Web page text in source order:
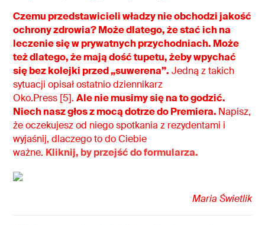
Czemu przedstawicieli władzy nie obchodzi jakość
ochrony zdrowia? Może dlatego, że stać ich na
leczenie się w prywatnych przychodniach. Może
też dlatego, że mają dość tupetu, żeby wpychać
się bez kolejki przed „suwerena”. Jedną z takich
sytuacji opisał ostatnio dziennikarz
Oko.Press [5].Ale nie musimy się na to godzić.
Niech nasz głos z mocą dotrze do Premiera. Napisz,
że oczekujesz od niego spotkania z rezydentami i
wyjaśnij, dlaczego to do Ciebie
ważne. Kliknij, by przejść do formularza.
Maria Świetlik